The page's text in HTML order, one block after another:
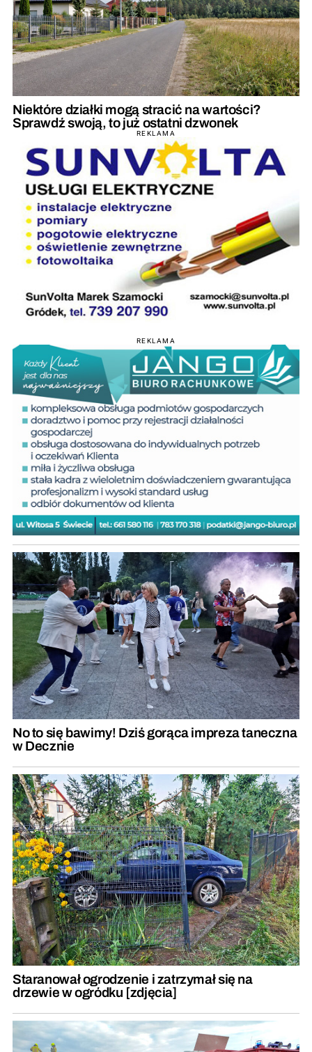
Niektóre działki mogą stracić na wartości?
Sprawdź swoją, to już ostatni dzwonek
REKLAMA
REKLAMA
No to się bawimy! Dziś gorąca impreza taneczna
w Decznie
Staranował ogrodzenie i zatrzymał się na
drzewie w ogródku [zdjęcia]